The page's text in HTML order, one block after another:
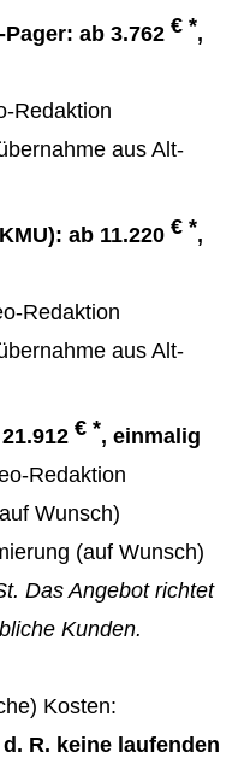
ab 3.762 € *,
Redaktion
aus Alt-
ab 11.220 € *,
Redaktion
aus Alt-
€ *, einmalig
Redaktion
Wunsch)
(auf Wunsch)
Das Angebot richtet
Kunden.
Kosten:
d. R. keine laufenden